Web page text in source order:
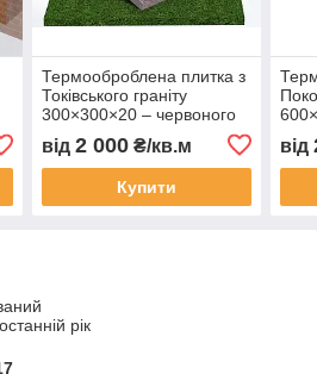
Термооброблена плитка з
Токівського граніту
300×300×20 – червоного
від 2 000₴/кв.м
Купити
від
рік